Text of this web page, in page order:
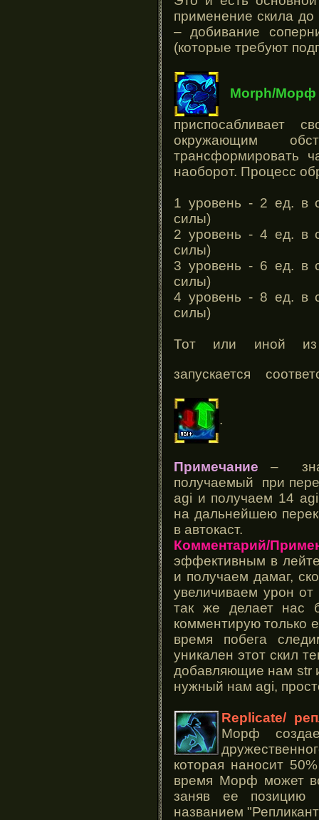
применение скила
– добивание
(которые требуют
Morph/Морф
приспосабливает
окружающим
трансформировать
наоборот. Процесс
1 уровень - 2 ед. в
силы)
2 уровень - 4 ед. в
силы)
3 уровень - 6 ед. в
силы)
4 уровень - 8 ед. в
силы)
Тот или иной из
запускается
.
Примечание –
получаемый при
agi и получаем 14
на дальнейшею
в автокаст.
Комментарий/
эффективным в
и получаем дамаг,
увеличиваем урон
так же делает
комментирую только
время побега
уникален этот скил
добавляющие нам str
нужный нам agi,
Replicate/
Морф
которая наносит
время Морф может
заняв ее
названием